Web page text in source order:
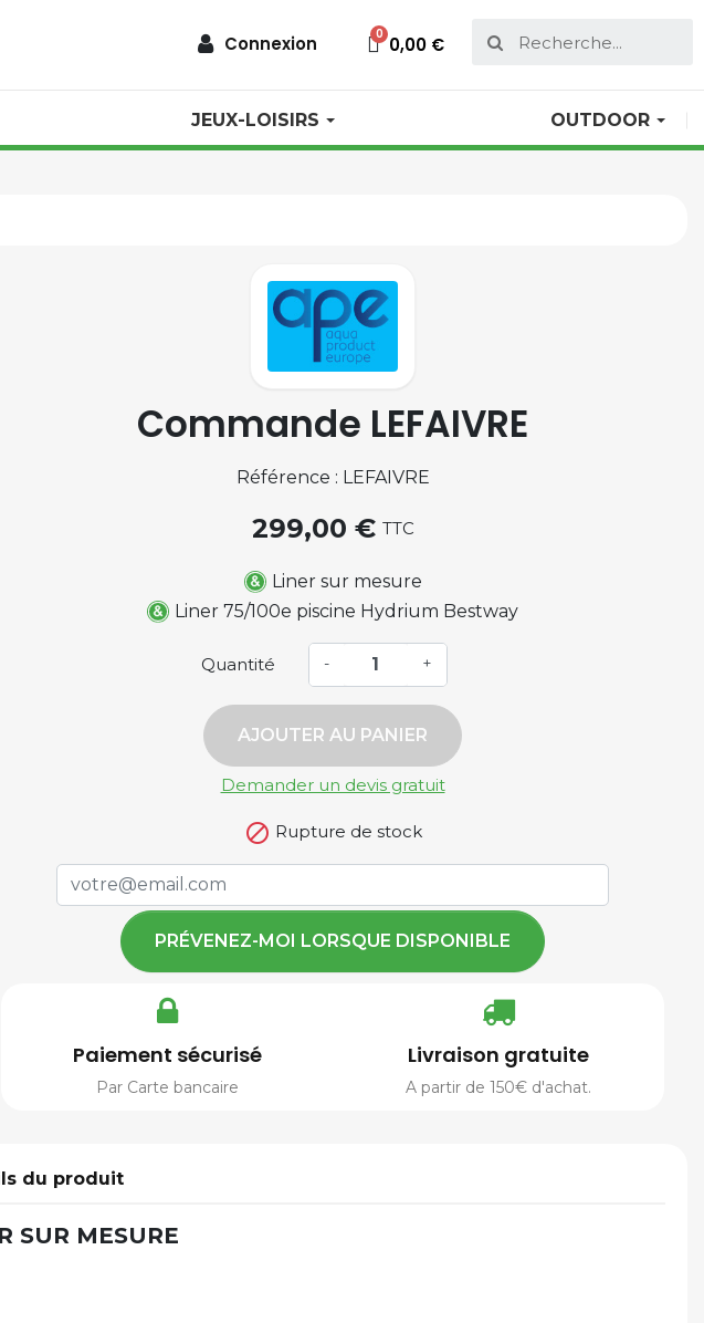
Connexion 0,00 €
JEUX-LOISIRS OUTDOOR
Commande LEFAIVRE
Référence : LEFAIVRE
299,00 € TTC
Liner sur mesure
Liner 75/100e piscine Hydrium Bestway
Quantité - +
AJOUTER AU PANIER
Demander un devis gratuit
 Rupture de stock
PRÉVENEZ-MOI LORSQUE DISPONIBLE
Paiement sécurisé
Par Carte bancaire
Livraison gratuite
A partir de 150€ d'achat.
du produit
SUR MESURE